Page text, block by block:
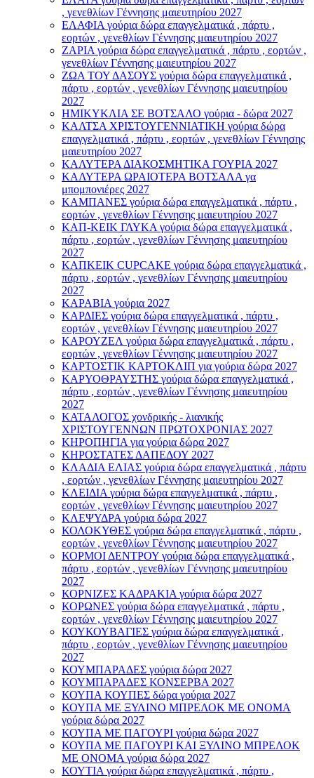
, γενεθλίων Γέννησης μαιευτηρίου 2027
ΕΛΑΦΙΑ γούρια δώρα επαγγελματικά , πάρτυ ,
εορτών , γενεθλίων Γέννησης μαιευτηρίου 2027
ΖΑΡΙΑ γούρια δώρα επαγγελματικά , πάρτυ , εορτών ,
γενεθλίων Γέννησης μαιευτηρίου 2027
ΖΩΑ ΤΟΥ ΔΑΣΟΥΣ γούρια δώρα επαγγελματικά ,
πάρτυ , εορτών , γενεθλίων Γέννησης μαιευτηρίου
2027
ΗΜΙΚΥΚΛΙΑ ΣΕ ΒΟΤΣΑΛΟ γούρια - δώρα 2027
ΚΑΛΤΣΑ ΧΡΙΣΤΟΥΓΕΝΝΙΑΤΙΚΗ γούρια δώρα
επαγγελματικά , πάρτυ , εορτών , γενεθλίων Γέννησης
μαιευτηρίου 2027
ΚΑΛΥΤΕΡΑ ΔΙΑΚΟΣΜΗΤΙΚΑ ΓΟΥΡΙΑ 2027
ΚΑΛΥΤΕΡΑ ΩΡΑΙΟΤΕΡΑ ΒΟΤΣΑΛΑ γα
μπομπονιέρες 2027
ΚΑΜΠΑΝΕΣ γούρια δώρα επαγγελματικά , πάρτυ ,
εορτών , γενεθλίων Γέννησης μαιευτηρίου 2027
ΚΑΠ-ΚΕΙΚ ΓΛΥΚΑ γούρια δώρα επαγγελματικά ,
πάρτυ , εορτών , γενεθλίων Γέννησης μαιευτηρίου
2027
ΚΑΠΚΕΙΚ CUPCAKE γούρια δώρα επαγγελματικά ,
πάρτυ , εορτών , γενεθλίων Γέννησης μαιευτηρίου
2027
ΚΑΡΑΒΙΑ γούρια 2027
ΚΑΡΔΙΕΣ γούρια δώρα επαγγελματικά , πάρτυ ,
εορτών , γενεθλίων Γέννησης μαιευτηρίου 2027
ΚΑΡΟΥΖΕΛ γούρια δώρα επαγγελματικά , πάρτυ ,
εορτών , γενεθλίων Γέννησης μαιευτηρίου 2027
ΚΑΡΤΟΣΤΙΚ ΚΑΡΤΟΚΛΙΠ για γούρια δώρα 2027
ΚΑΡΥΟΘΡΑΥΣΤΗΣ γούρια δώρα επαγγελματικά ,
πάρτυ , εορτών , γενεθλίων Γέννησης μαιευτηρίου
2027
ΚΑΤΑΛΟΓΟΣ χονδρικής - λιανικής
ΧΡΙΣΤΟΥΓΕΝΝΩΝ ΠΡΩΤΟΧΡΟΝΙΑΣ 2027
ΚΗΡΟΠΗΓΙΑ για γούρια δώρα 2027
ΚΗΡΟΣΤΑΤΕΣ ΔΑΠΕΔΟΥ 2027
ΚΛΑΔΙΑ ΕΛΙΑΣ γούρια δώρα επαγγελματικά , πάρτυ
, εορτών , γενεθλίων Γέννησης μαιευτηρίου 2027
ΚΛΕΙΔΙΑ γούρια δώρα επαγγελματικά , πάρτυ ,
εορτών , γενεθλίων Γέννησης μαιευτηρίου 2027
ΚΛΕΨΥΔΡΑ γούρια δώρα 2027
ΚΟΛΟΚΥΘΕΣ γούρια δώρα επαγγελματικά , πάρτυ ,
εορτών , γενεθλίων Γέννησης μαιευτηρίου 2027
ΚΟΡΜΟΙ ΔΕΝΤΡΟΥ γούρια δώρα επαγγελματικά ,
πάρτυ , εορτών , γενεθλίων Γέννησης μαιευτηρίου
2027
ΚΟΡΝΙΖΕΣ ΚΑΔΡΑΚΙΑ γούρια δώρα 2027
ΚΟΡΩΝΕΣ γούρια δώρα επαγγελματικά , πάρτυ ,
εορτών , γενεθλίων Γέννησης μαιευτηρίου 2027
ΚΟΥΚΟΥΒΑΓΙΕΣ γούρια δώρα επαγγελματικά ,
πάρτυ , εορτών , γενεθλίων Γέννησης μαιευτηρίου
2027
ΚΟΥΜΠΑΡΑΔΕΣ γούρια δώρα 2027
ΚΟΥΜΠΑΡΑΔΕΣ ΚΟΝΣΕΡΒΑ 2027
ΚΟΥΠΑ ΚΟΥΠΕΣ δώρα γούρια 2027
ΚΟΥΠΑ ΜΕ ΞΥΛΙΝΟ ΜΠΡΕΛΟΚ ΜΕ ΟΝΟΜΑ
γούρια δώρα 2027
ΚΟΥΠΑ ΜΕ ΠΑΓΟΥΡΙ γούρια δώρα 2027
ΚΟΥΠΑ ΜΕ ΠΑΓΟΥΡΙ ΚΑΙ ΞΥΛΙΝΟ ΜΠΡΕΛΟΚ
ΜΕ ΟΝΟΜΑ γούρια δώρα 2027
ΚΟΥΤΙΑ γούρια δώρα επαγγελματικά , πάρτυ ,